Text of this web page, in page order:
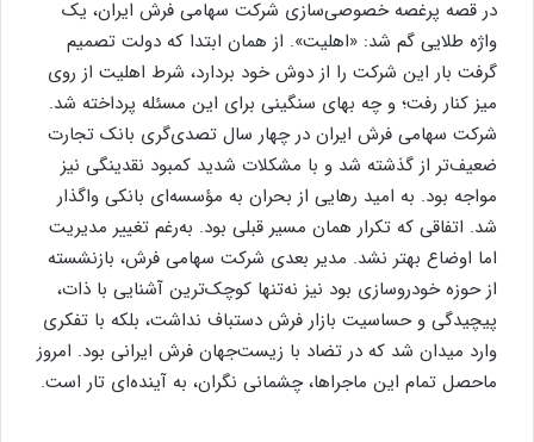
در قصه‌ پرغصه‌ خصوصی‌سازی شرکت سهامی فرش ایران، یک
واژه‌ طلایی گم شد: «اهلیت». از همان ابتدا که دولت تصمیم
گرفت بار این شرکت را از دوش خود بردارد، شرط اهلیت از روی
میز کنار رفت؛ و چه بهای سنگینی برای این مسئله پرداخته شد.
شرکت سهامی فرش ایران در چهار سال تصدی‌گری بانک تجارت
ضعیف‌تر از گذشته شد و با مشکلات شدید کمبود نقدینگی نیز
مواجه بود. به امید رهایی از بحران به مؤسسه‌ای بانکی واگذار
شد. اتفاقی که تکرار همان مسیر قبلی بود. به‌رغم تغییر مدیریت
اما اوضاع بهتر نشد. مدیر بعدی شرکت سهامی فرش، بازنشسته
از حوزه خودروسازی بود نیز نه‌تنها کوچک‌ترین آشنایی‌ با ذات،
پیچیدگی و حساسیت بازار فرش دستباف نداشت، بلکه با تفکری
وارد میدان شد که در تضاد با زیست‌جهان فرش ایرانی بود. امروز
ماحصل تمام این ماجراها، چشمانی نگران، به آینده‌ای تار است.